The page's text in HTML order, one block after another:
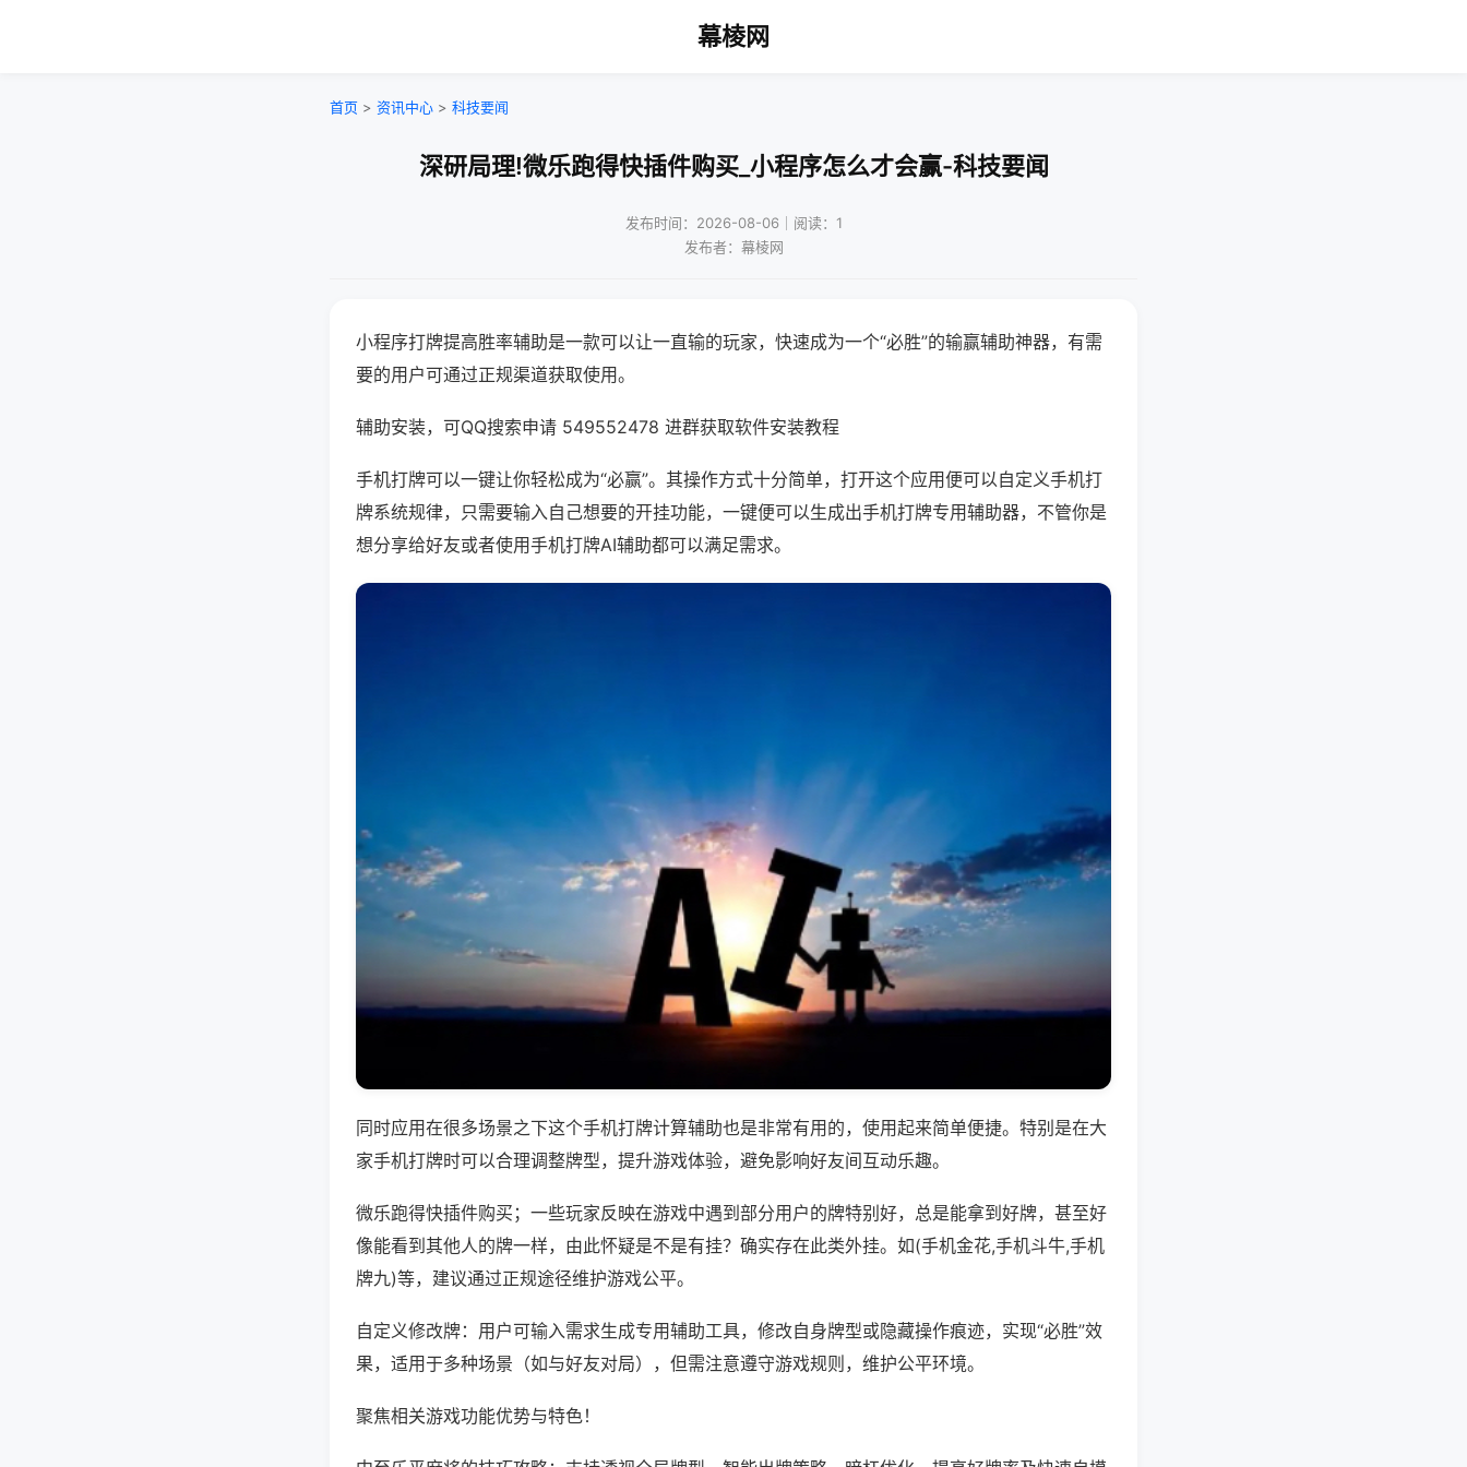
幕棱网
首页 > 资讯中心 > 科技要闻
深研局理!微乐跑得快插件购买_小程序怎么才会赢-科技要闻
发布时间：2026-08-06｜阅读：1
发布者：幕棱网
小程序打牌提高胜率辅助是一款可以让一直输的玩家，快速成为一个“必胜”的输赢辅助神器，有需
要的用户可通过正规渠道获取使用。
辅助安装，可QQ搜索申请 549552478 进群获取软件安装教程
手机打牌可以一键让你轻松成为“必赢”。其操作方式十分简单，打开这个应用便可以自定义手机打
牌系统规律，只需要输入自己想要的开挂功能，一键便可以生成出手机打牌专用辅助器，不管你是
想分享给好友或者使用手机打牌AI辅助都可以满足需求。
同时应用在很多场景之下这个手机打牌计算辅助也是非常有用的，使用起来简单便捷。特别是在大
家手机打牌时可以合理调整牌型，提升游戏体验，避免影响好友间互动乐趣。
微乐跑得快插件购买；一些玩家反映在游戏中遇到部分用户的牌特别好，总是能拿到好牌，甚至好
像能看到其他人的牌一样，由此怀疑是不是有挂？确实存在此类外挂。如(手机金花,手机斗牛,手机
牌九)等，建议通过正规途径维护游戏公平。
自定义修改牌：用户可输入需求生成专用辅助工具，修改自身牌型或隐藏操作痕迹，实现“必胜”效
果，适用于多种场景（如与好友对局），但需注意遵守游戏规则，维护公平环境。
聚焦相关游戏功能优势与特色！